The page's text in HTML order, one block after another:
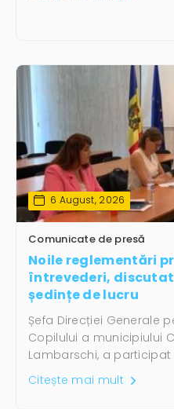
6 August, 2026
Comunicate de presă
Noile reglementări
întrevederi,
ședințe de lucru
Șefa Direcției Generale
Copilului a municipiului
Lambarschi, a participat
Citește mai mult